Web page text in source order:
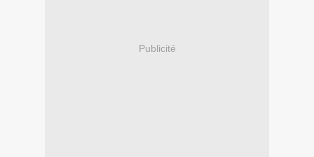
Publicité